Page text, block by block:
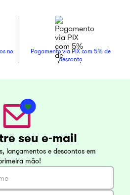
no
Pagamento via PIX com 5% de
desconto
seu e-mail
lançamentos e descontos em
mão!